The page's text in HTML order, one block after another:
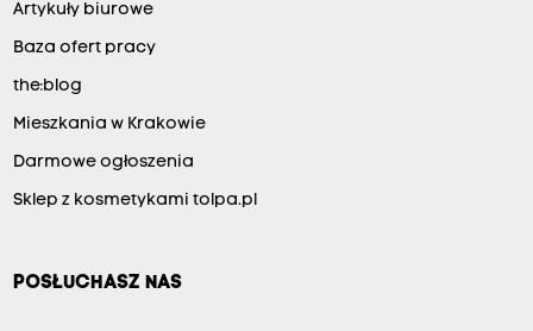
Artykuły biurowe
Baza ofert pracy
the:blog
Mieszkania w Krakowie
Darmowe ogłoszenia
Sklep z kosmetykami tolpa.pl
POSŁUCHASZ NAS